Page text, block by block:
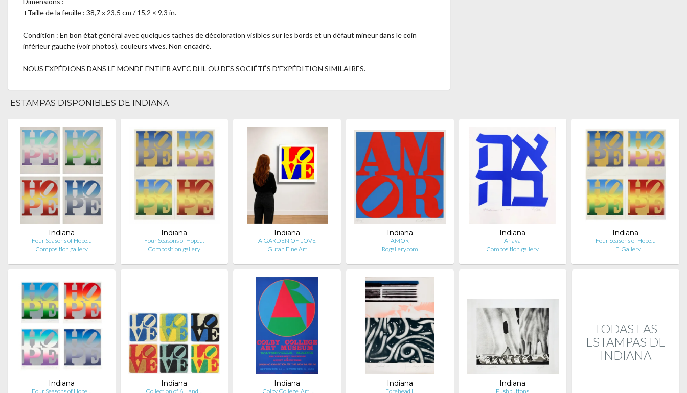
+Taille de la feuille : 38,7 x 23,5 cm / 15,2 × 9,3 in.
Condition : En bon état général avec quelques taches de décoloration visibles sur les bords et un défaut mineur dans le coin
inférieur gauche (voir photos), couleurs vives. Non encadré.
NOUS EXPÉDIONS DANS LE MONDE ENTIER AVEC DHL OU DES SOCIÉTÉS D'EXPÉDITION SIMILAIRES.
ESTAMPAS DISPONIBLES DE INDIANA
Indiana
Four Seasons of Hope…
Composition.gallery
Indiana
Four Seasons of Hope…
Composition.gallery
Indiana
A GARDEN OF LOVE
Gutan Fine Art
Indiana
AMOR
Rogallery.com
Indiana
Ahava
Composition.gallery
Indiana
Four Seasons of Hope…
L. E. Gallery
Indiana
Four Seasons of Hope…
Indiana
Collection of 6 Hand…
Indiana
„Colby College, Art …
Indiana
Forehead II
Indiana
Pushbuttons
TODAS LAS
ESTAMPAS DE
INDIANA